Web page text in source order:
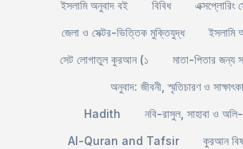
ইসলামি অনুবাদ বই
বিবিধ
এক্সপ্লোরিং
জেলা ও সেক্টর-ভিত্তিক মুক্তিযুদ্ধ
ইসলামি
সেট লোগাতুল কুরআন (১
মাতা-পিতার জন্য
অনুবাদ: জীবনী, স্মৃতিচারণ ও
Hadith
নবি-রাসুল, সাহাবা ও
Al-Quran and Tafsir
কুরআন